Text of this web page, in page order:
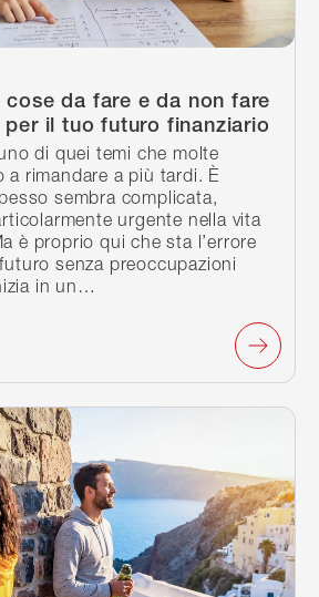
cose da fare e da non fare
il tuo futuro finanziario
di quei temi che molte
a rimandare a più tardi. È
sembra complicata,
urgente nella vita
è proprio qui che sta l’errore
senza preoccupazioni
in un…